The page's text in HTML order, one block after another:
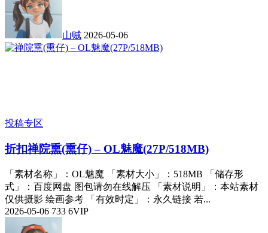
山贼 2026-05-06
投稿专区
折扣禅院熏(熏仔) – OL魅魔(27P/518MB)
「素材名称」：OL魅魔 「素材大小」：518MB 「储存形
式」：百度网盘 图包请勿在线解压 「素材说明」：本站素材
仅供摄影 绘画参考 「有效时定」：永久链接 若...
2026-05-06 733 6VIP